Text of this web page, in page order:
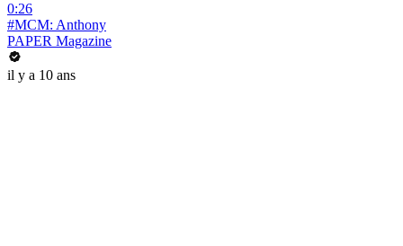
0:26
#MCM: Anthony
PAPER Magazine
il y a 10 ans